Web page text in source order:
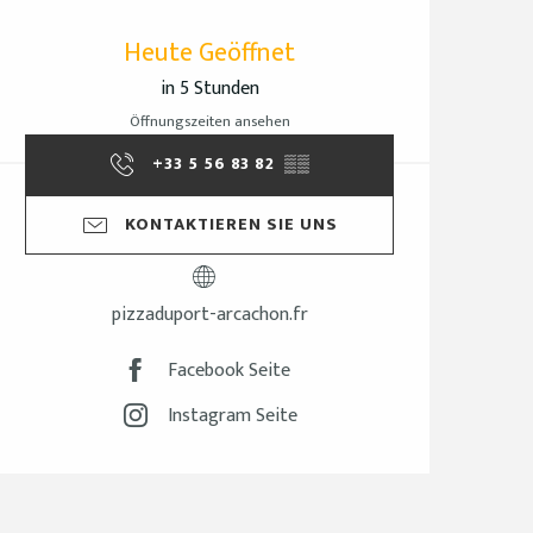
Öffnungszeiten &
Heute Geöffnet
in 5 Stunden
Öffnungszeiten ansehen
+33 5 56 83 82 ▒▒
KONTAKTIEREN SIE UNS
pizzaduport-arcachon.fr
Facebook Seite
Instagram Seite